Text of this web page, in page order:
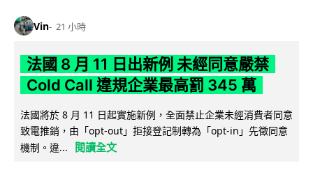
Vin 21 小時
法國 8 月 11 日出新例 未經同意嚴禁
Cold Call 違規企業最高罰 345 萬
法國將於 8 月 11 日起實施新例，全面禁止企業未經消費者同意
致電推銷，由「opt-out」拒接登記制轉為「opt-in」先徵同意
機制。違...
閱讀全文